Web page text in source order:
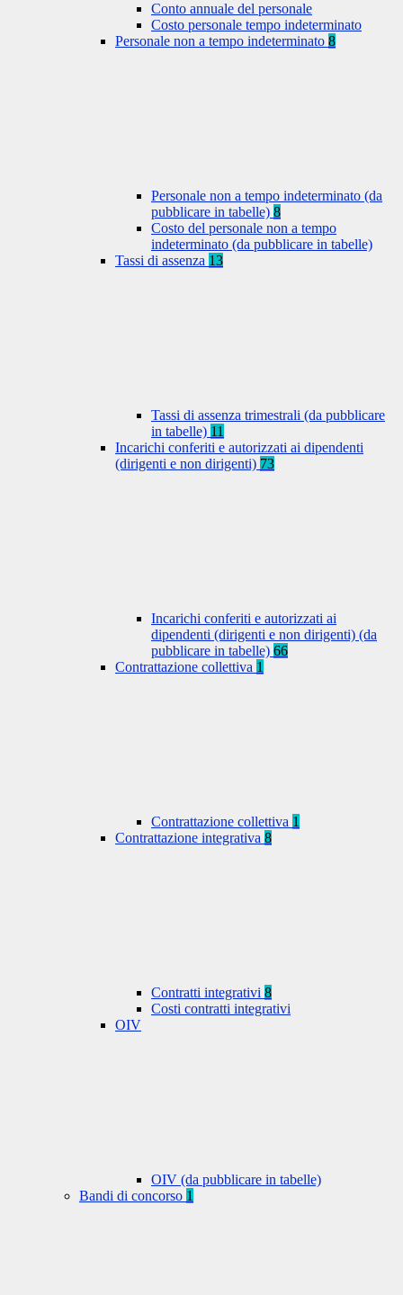
Conto annuale del personale
Costo personale tempo indeterminato
Personale non a tempo indeterminato 8
Personale non a tempo indeterminato (da
pubblicare in tabelle) 8
Costo del personale non a tempo
indeterminato (da pubblicare in tabelle)
Tassi di assenza 13
Tassi di assenza trimestrali (da pubblicare
in tabelle) 11
Incarichi conferiti e autorizzati ai dipendenti
(dirigenti e non dirigenti) 73
Incarichi conferiti e autorizzati ai
dipendenti (dirigenti e non dirigenti) (da
pubblicare in tabelle) 66
Contrattazione collettiva 1
Contrattazione collettiva 1
Contrattazione integrativa 8
Contratti integrativi 8
Costi contratti integrativi
OIV
OIV (da pubblicare in tabelle)
Bandi di concorso 1